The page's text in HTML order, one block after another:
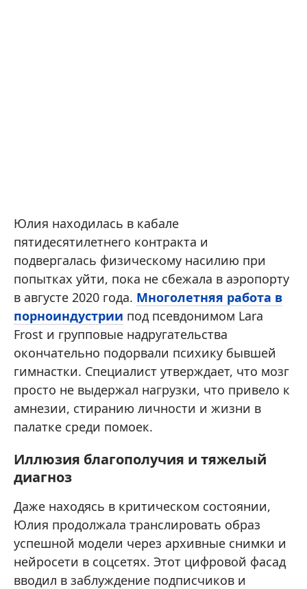
Юлия находилась в кабале
пятидесятилетнего контракта и
подвергалась физическому насилию при
попытках уйти, пока не сбежала в аэропорту
в августе 2020 года. Многолетняя работа в
порноиндустрии под псевдонимом Lara
Frost и групповые надругательства
окончательно подорвали психику бывшей
гимнастки. Специалист утверждает, что мозг
просто не выдержал нагрузки, что привело к
амнезии, стиранию личности и жизни в
палатке среди помоек.
Иллюзия благополучия и тяжелый
диагноз
Даже находясь в критическом состоянии,
Юлия продолжала транслировать образ
успешной модели через архивные снимки и
нейросети в соцсетях. Этот цифровой фасад
вводил в заблуждение подписчиков и